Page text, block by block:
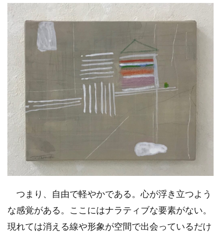
つまり、自由で軽やかである。心が浮き立つよう
な感覚がある。ここにはナラティブな要素がない。
現れては消える線や形象が空間で出会っているだけ